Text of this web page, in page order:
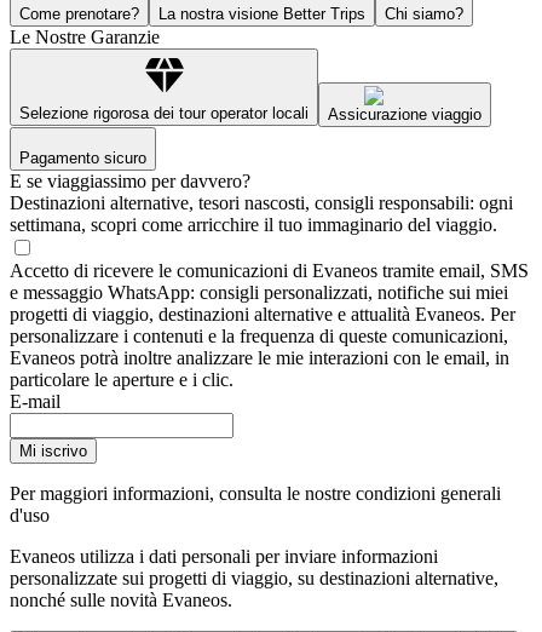
Come prenotare? La nostra visione Better Trips Chi siamo?
Le Nostre Garanzie
Selezione rigorosa dei tour operator locali Assicurazione viaggio
Pagamento sicuro
E se viaggiassimo per davvero?
Destinazioni alternative, tesori nascosti, consigli responsabili: ogni
settimana, scopri come arricchire il tuo immaginario del viaggio.
Accetto di ricevere le comunicazioni di Evaneos tramite email, SMS
e messaggio WhatsApp: consigli personalizzati, notifiche sui miei
progetti di viaggio, destinazioni alternative e attualità Evaneos. Per
personalizzare i contenuti e la frequenza di queste comunicazioni,
Evaneos potrà inoltre analizzare le mie interazioni con le email, in
particolare le aperture e i clic.
E-mail
Mi iscrivo
Per maggiori informazioni, consulta le nostre condizioni generali
d'uso
Evaneos utilizza i dati personali per inviare informazioni
personalizzate sui progetti di viaggio, su destinazioni alternative,
nonché sulle novità Evaneos.